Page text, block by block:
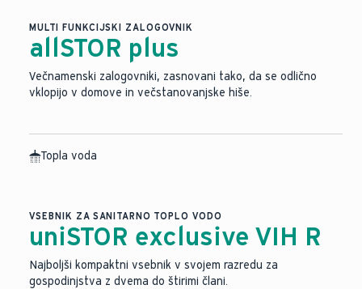
MULTI FUNKCIJSKI ZALOGOVNIK
allSTOR plus
Večnamenski zalogovniki, zasnovani tako, da se odlično
vklopijo v domove in večstanovanjske hiše.
Topla voda
VSEBNIK ZA SANITARNO TOPLO VODO
uniSTOR exclusive VIH R
Najboljši kompaktni vsebnik v svojem razredu za
gospodinjstva z dvema do štirimi člani.